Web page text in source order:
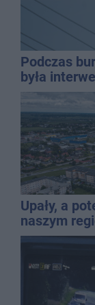
Podczas
była
Upały, a
naszym